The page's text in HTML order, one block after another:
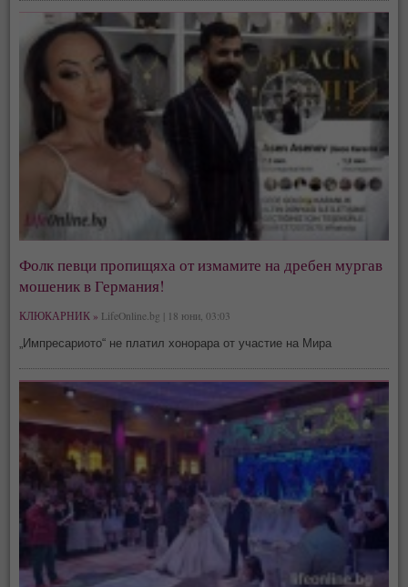
Фолк певци пропищяха от измамите на дребен мургав
мошеник в Германия!
КЛЮКАРНИК » LifeOnline.bg | 18 юни, 03:03
„Импресариото“ не платил хонорара от участие на Мира